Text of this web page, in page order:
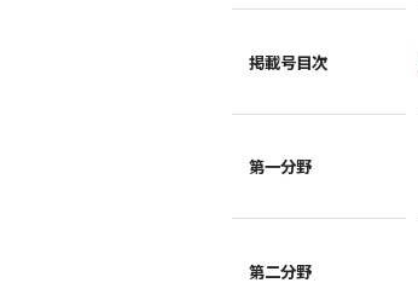
掲載号目次
第一分野
第二分野